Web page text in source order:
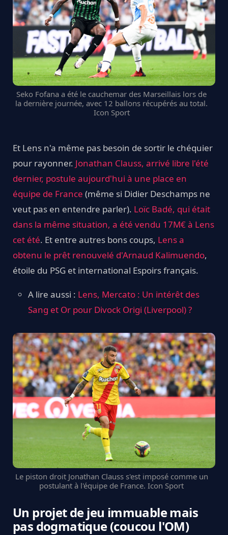
Seko Fofana a été le cauchemar des Marseillais lors de
la dernière journée, avec 12 ballons récupérés au total.
Icon Sport
Et Lens n'a même pas besoin de sortir le chéquier
pour rayonner. Jonathan Clauss, arrivé libre l'été
dernier, postule aujourd'hui à une place en
équipe de France (même si Didier Deschamps ne
veut pas en entendre parler). Loïc Badé, qui était
dans la même situation, a été vendu 17M€ à Lens
cet été. Et entre autres bons coups, Lens a
obtenu le prêt renouvelé d'Arnaud Kalimuendo,
étoile du PSG et international Espoirs français.
A lire aussi : Lens, Mercato : Un intérêt des
Sang et Or pour Divock Origi (Liverpool) ?
Le piston droit Jonathan Clauss s'est imposé comme un
postulant à l'équipe de France. Icon Sport
Un projet de jeu immuable mais
pas dogmatique (coucou l'OM)